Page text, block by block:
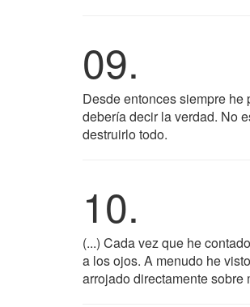
09.
Desde entonces siempre
debería decir la verdad. No
destruirlo todo.
10.
(...) Cada vez que he
a los ojos. A menudo he
arrojado directamente sobre